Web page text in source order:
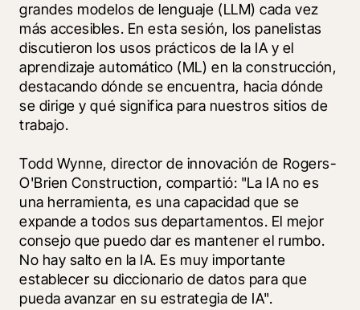
grandes modelos de lenguaje (LLM) cada vez
más accesibles. En esta sesión, los panelistas
discutieron los usos prácticos de la IA y el
aprendizaje automático (ML) en la construcción,
destacando dónde se encuentra, hacia dónde
se dirige y qué significa para nuestros sitios de
trabajo.
Todd Wynne, director de innovación de Rogers-
O'Brien Construction, compartió: "La IA no es
una herramienta, es una capacidad que se
expande a todos sus departamentos. El mejor
consejo que puedo dar es mantener el rumbo.
No hay salto en la IA. Es muy importante
establecer su diccionario de datos para que
pueda avanzar en su estrategia de IA".